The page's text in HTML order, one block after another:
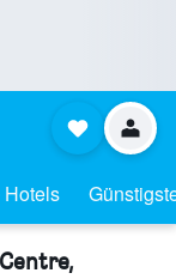
Hotels